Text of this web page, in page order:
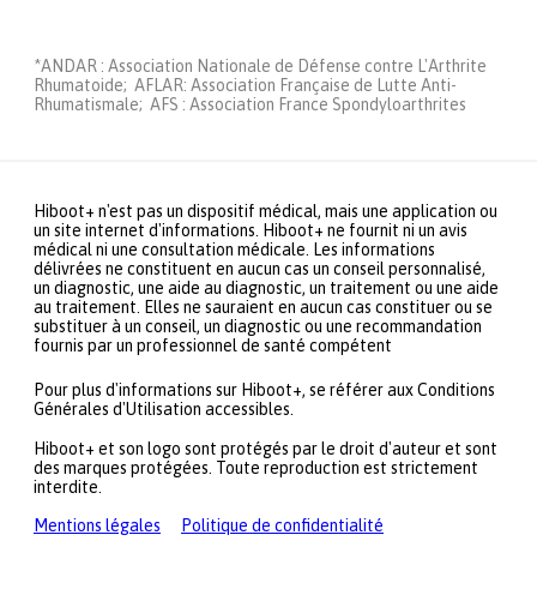
*ANDAR : Association Nationale de Défense contre L'Arthrite
Rhumatoide; AFLAR: Association Française de Lutte Anti-
Rhumatismale; AFS : Association France Spondyloarthrites
Hiboot+ n'est pas un dispositif médical, mais une application ou
un site internet d'informations. Hiboot+ ne fournit ni un avis
médical ni une consultation médicale. Les informations
délivrées ne constituent en aucun cas un conseil personnalisé,
un diagnostic, une aide au diagnostic, un traitement ou une aide
au traitement. Elles ne sauraient en aucun cas constituer ou se
substituer à un conseil, un diagnostic ou une recommandation
fournis par un professionnel de santé compétent
Pour plus d'informations sur Hiboot+, se référer aux Conditions
Générales d'Utilisation accessibles.
Hiboot+ et son logo sont protégés par le droit d'auteur et sont
des marques protégées. Toute reproduction est strictement
interdite.
Mentions légales
Politique de confidentialité